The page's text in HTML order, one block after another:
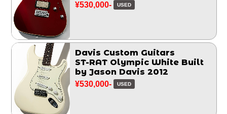
¥530,000- USED
Davis Custom Guitars
ST-RAT Olympic White Built
by Jason Davis 2012
¥530,000- USED